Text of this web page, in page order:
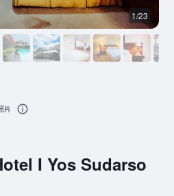
I Yos Sudarso
1/23
片